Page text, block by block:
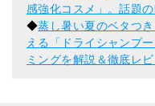
感強化コスメ」。話題
◆蒸し暑い夏のベタつ
える「ドライシャンプ
ミングを解説＆徹底レ